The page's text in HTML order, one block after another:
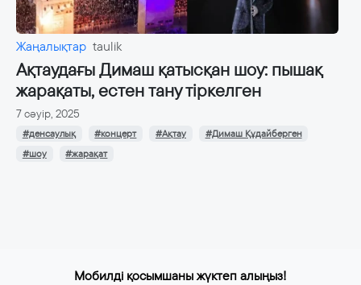
Жаңалықтар taulik
Ақтаудағы Димаш қатысқан шоу: пышақ
жарақаты, естен тану тіркелген
7 сәуір, 2025
#денсаулық #концерт #Ақтау
#Димаш Құдайберген
#шоу
#жарақат
Мобилді қосымшаны жүктеп алыңыз!